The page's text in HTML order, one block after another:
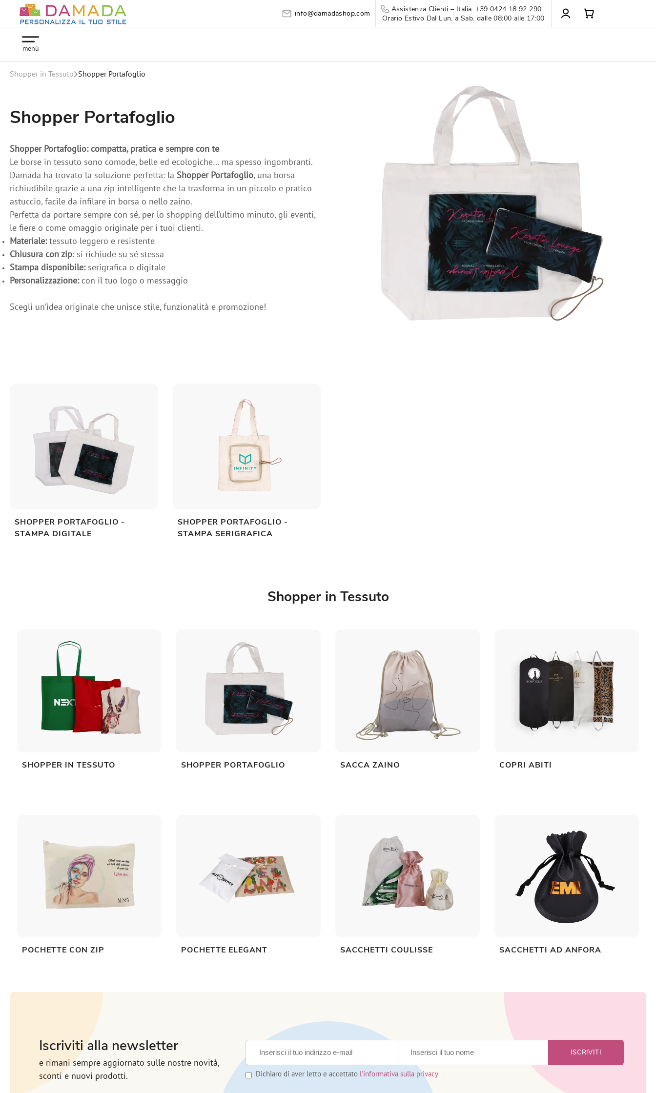
info@damadashop.com
Assistenza Clienti – Italia: +39 0424 18 92 290
Orario Estivo Dal Lun. a Sab. dalle 08:00 alle 17:00
menù
Shopper in Tessuto Shopper Portafoglio
Shopper Portafoglio
Shopper Portafoglio: compatta, pratica e sempre con te
Le borse in tessuto sono comode, belle ed ecologiche… ma spesso ingombranti.
Damada ha trovato la soluzione perfetta: la Shopper Portafoglio, una borsa
richiudibile grazie a una zip intelligente che la trasforma in un piccolo e pratico
astuccio, facile da infilare in borsa o nello zaino.
Perfetta da portare sempre con sé, per lo shopping dell’ultimo minuto, gli eventi,
le fiere o come omaggio originale per i tuoi clienti.
Materiale:tessuto leggero e resistente
Chiusura con zip: si richiude su sé stessa
Stampa disponibile:serigrafica o digitale
Personalizzazione:con il tuo logo o messaggio
Scegli un’idea originale che unisce stile, funzionalità e promozione!
SHOPPER PORTAFOGLIO -
STAMPA DIGITALE
SHOPPER PORTAFOGLIO -
STAMPA SERIGRAFICA
Shopper in Tessuto
SHOPPER IN TESSUTO SHOPPER PORTAFOGLIO SACCA ZAINO COPRI ABITI
POCHETTE CON ZIP POCHETTE ELEGANT SACCHETTI COULISSE SACCHETTI AD ANFORA
Iscriviti alla newsletter
e rimani sempre aggiornato sulle nostre novità,
sconti e nuovi prodotti.
Dichiaro di aver letto e accettato l'informativa sulla privacy